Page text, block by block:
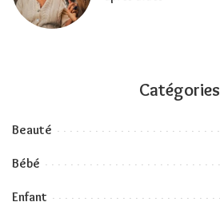
Catégories
Beauté
Bébé
Enfant